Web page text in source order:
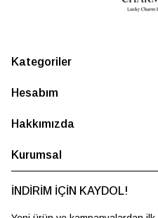
Kategoriler
Hesabım
Hakkımızda
Kurumsal
İNDİRİM İÇİN KAYDOL!